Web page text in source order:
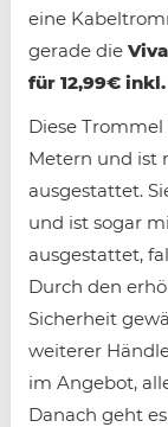
eine
gerade die
für 12,99€
Diese
Metern und ist
ausgestattet.
und ist sogar
ausgestattet,
Durch den
Sicherheit
weiterer
im Angebot,
Danach geht